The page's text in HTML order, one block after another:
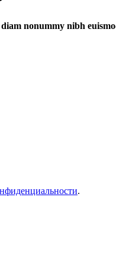
nonummy nibh
.